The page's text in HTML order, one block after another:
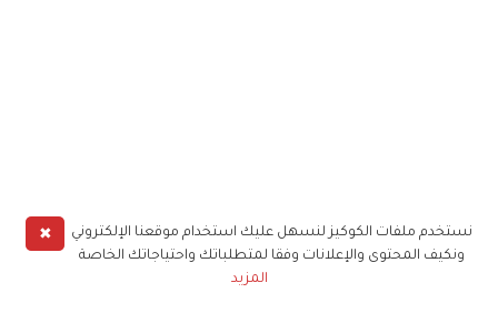
✖
نستخدم ملفات الكوكيز لنسهل عليك استخدام موقعنا الإلكتروني
ونكيف المحتوى والإعلانات وفقا لمتطلباتك واحتياجاتك الخاصة
المزيد